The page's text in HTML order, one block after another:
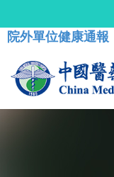
院外單位健康通報